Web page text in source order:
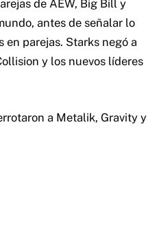
de AEW, Big Bill y
antes de señalar lo
parejas. Starks negó a
y los nuevos líderes
a Metalik, Gravity y